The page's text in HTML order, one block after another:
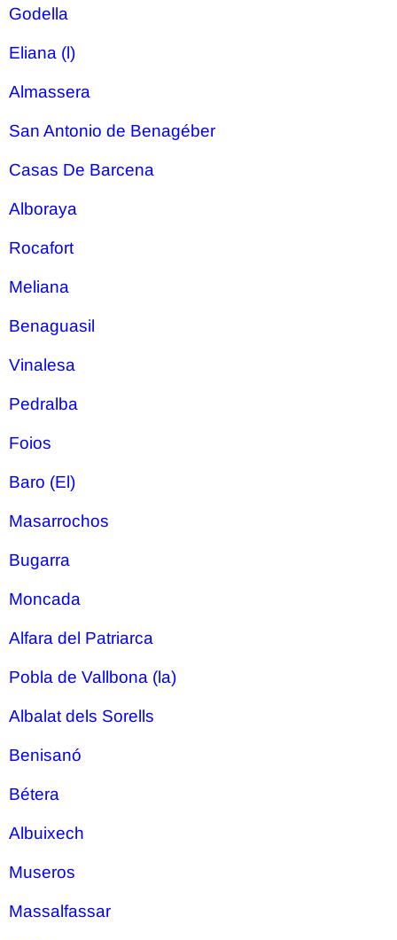
Godella
Eliana (l)
Almassera
San Antonio de Benagéber
Casas De Barcena
Alboraya
Rocafort
Meliana
Benaguasil
Vinalesa
Pedralba
Foios
Baro (El)
Masarrochos
Bugarra
Moncada
Alfara del Patriarca
Pobla de Vallbona (la)
Albalat dels Sorells
Benisanó
Bétera
Albuixech
Museros
Massalfassar